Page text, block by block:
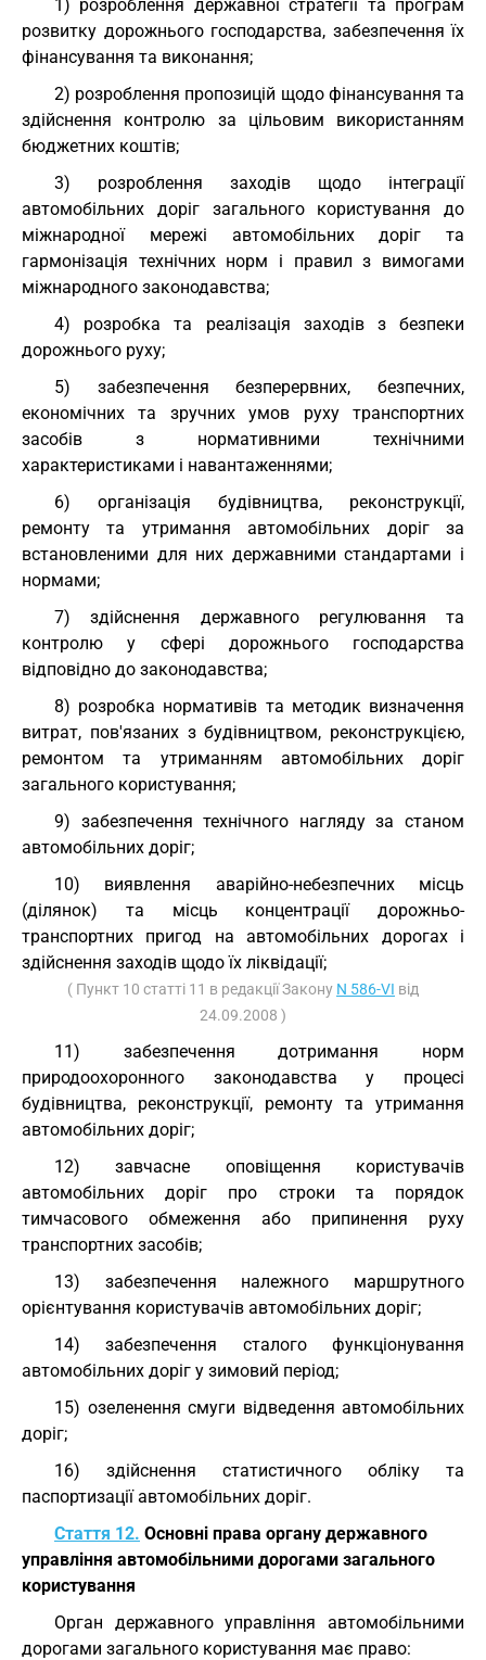
1) розроблення державної стратегії та програм
розвитку дорожнього господарства, забезпечення їх
фінансування та виконання;
2) розроблення пропозицій щодо фінансування та
здійснення контролю за цільовим використанням
бюджетних коштів;
3) розроблення заходів щодо інтеграції
автомобільних доріг загального користування до
міжнародної мережі автомобільних доріг та
гармонізація технічних норм і правил з вимогами
міжнародного законодавства;
4) розробка та реалізація заходів з безпеки
дорожнього руху;
5) забезпечення безперервних, безпечних,
економічних та зручних умов руху транспортних
засобів з нормативними технічними
характеристиками і навантаженнями;
6) організація будівництва, реконструкції,
ремонту та утримання автомобільних доріг за
встановленими для них державними стандартами і
нормами;
7) здійснення державного регулювання та
контролю у сфері дорожнього господарства
відповідно до законодавства;
8) розробка нормативів та методик визначення
витрат, пов'язаних з будівництвом, реконструкцією,
ремонтом та утриманням автомобільних доріг
загального користування;
9) забезпечення технічного нагляду за станом
автомобільних доріг;
10) виявлення аварійно-небезпечних місць
(ділянок) та місць концентрації дорожньо-
транспортних пригод на автомобільних дорогах і
здійснення заходів щодо їх ліквідації;
( Пункт 10 статті 11 в редакції Закону N 586-VI від
24.09.2008 )
11) забезпечення дотримання норм
природоохоронного законодавства у процесі
будівництва, реконструкції, ремонту та утримання
автомобільних доріг;
12) завчасне оповіщення користувачів
автомобільних доріг про строки та порядок
тимчасового обмеження або припинення руху
транспортних засобів;
13) забезпечення належного маршрутного
орієнтування користувачів автомобільних доріг;
14) забезпечення сталого функціонування
автомобільних доріг у зимовий період;
15) озеленення смуги відведення автомобільних
доріг;
16) здійснення статистичного обліку та
паспортизації автомобільних доріг.
Стаття 12. Основні права органу державного
управління автомобільними дорогами загального
користування
Орган державного управління автомобільними
дорогами загального користування має право: